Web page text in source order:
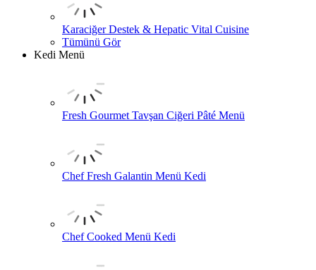
Karaciğer Destek & Hepatic Vital Cuisine
Tümünü Gör
Kedi Menü
Fresh Gourmet Tavşan Ciğeri Pâté Menü
Chef Fresh Galantin Menü Kedi
Chef Cooked Menü Kedi